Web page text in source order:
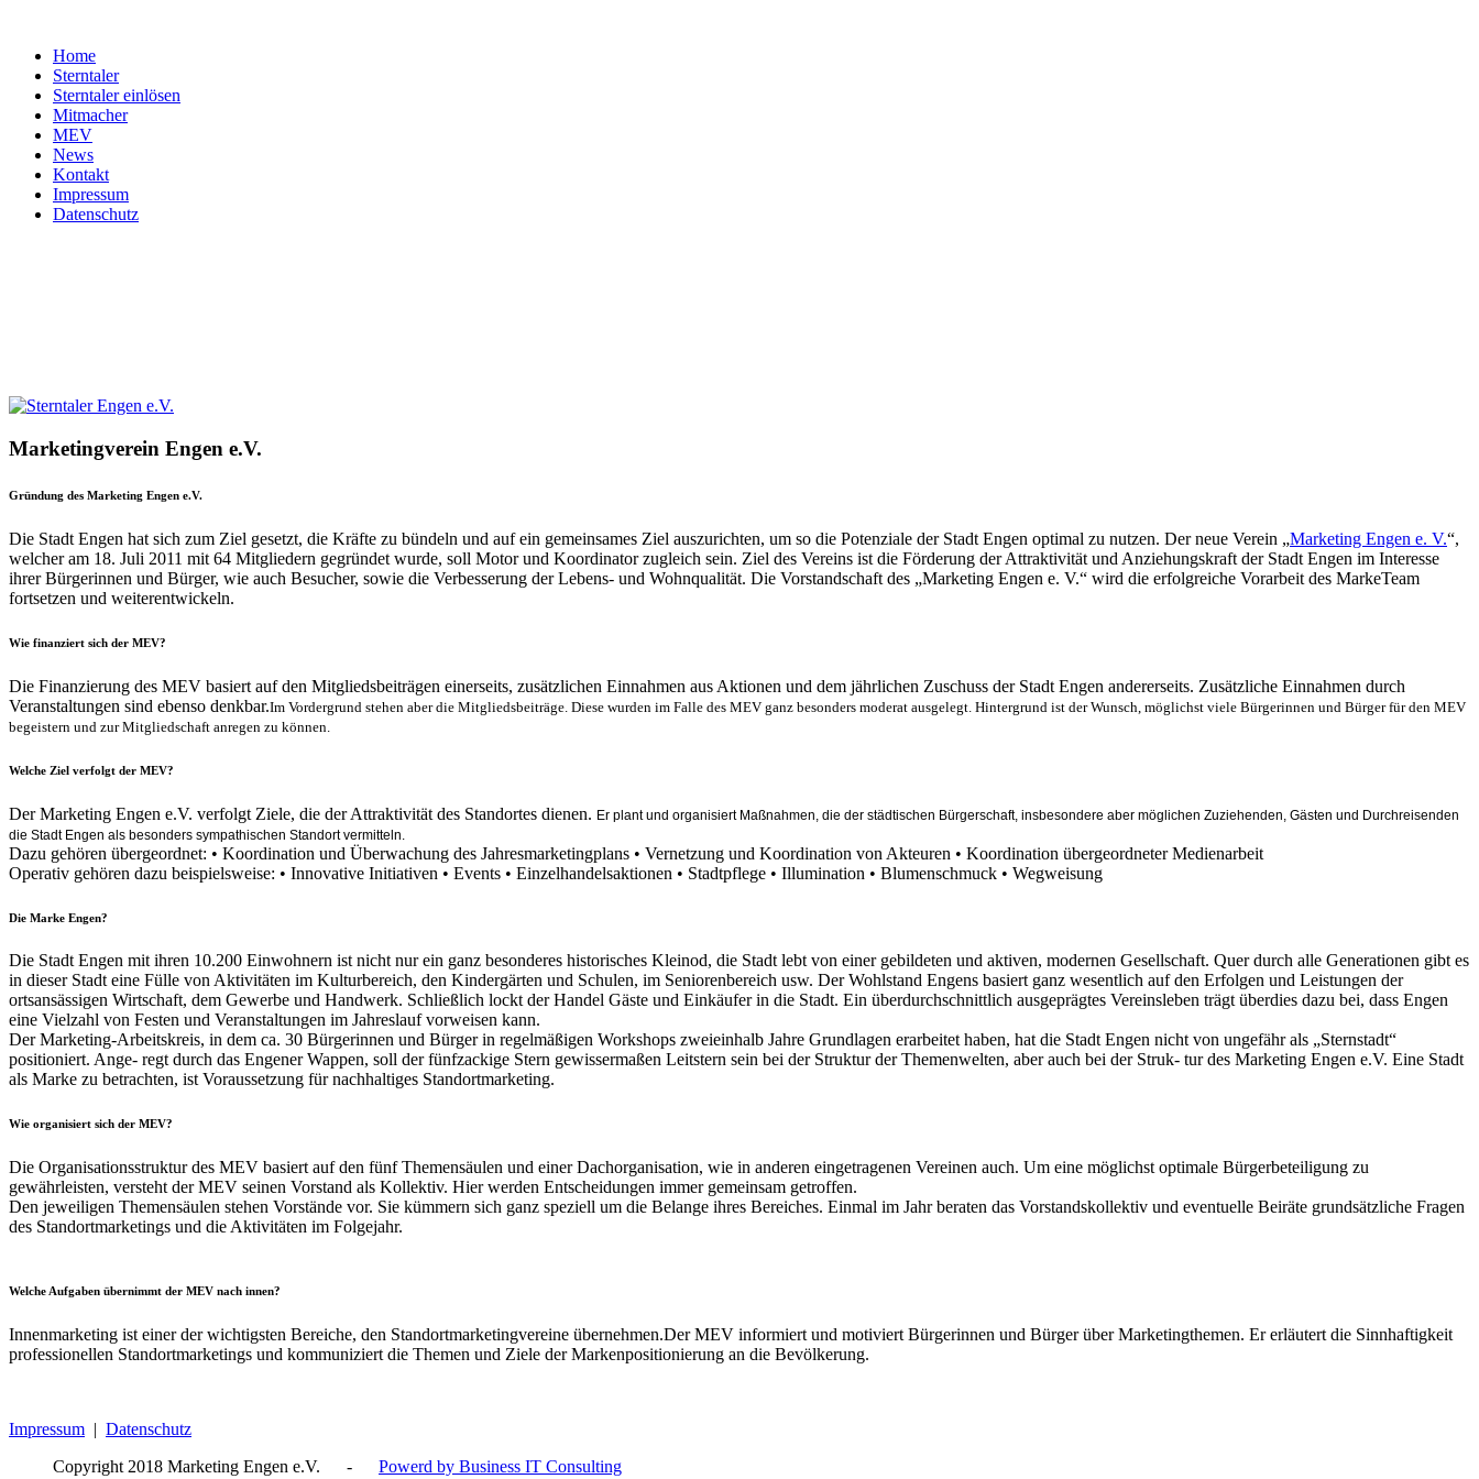
Home
Sterntaler
Sterntaler einlösen
Mitmacher
MEV
News
Kontakt
Impressum
Datenschutz
Marketingverein Engen e.V.
Gründung des Marketing Engen e.V.
Die Stadt Engen hat sich zum Ziel gesetzt, die Kräfte zu bündeln und auf ein gemeinsames Ziel auszurichten, um so die Potenziale der Stadt Engen optimal zu nutzen. Der neue Verein „Marketing Engen e. V.“,
welcher am 18. Juli 2011 mit 64 Mitgliedern gegründet wurde, soll Motor und Koordinator zugleich sein. Ziel des Vereins ist die Förderung der Attraktivität und Anziehungskraft der Stadt Engen im Interesse
ihrer Bürgerinnen und Bürger, wie auch Besucher, sowie die Verbesserung der Lebens- und Wohnqualität. Die Vorstandschaft des „Marketing Engen e. V.“ wird die erfolgreiche Vorarbeit des MarkeTeam
fortsetzen und weiterentwickeln.
Wie finanziert sich der MEV?
Die Finanzierung des MEV basiert auf den Mitgliedsbeiträgen einerseits, zusätzlichen Einnahmen aus Aktionen und dem jährlichen Zuschuss der Stadt Engen andererseits. Zusätzliche Einnahmen durch
Veranstaltungen sind ebenso denkbar.Im Vordergrund stehen aber die Mitgliedsbeiträge. Diese wurden im Falle des MEV ganz besonders moderat ausgelegt. Hintergrund ist der Wunsch, möglichst viele Bürgerinnen und Bürger für den MEV
begeistern und zur Mitgliedschaft anregen zu können.
Welche Ziel verfolgt der MEV?
Der Marketing Engen e.V. verfolgt Ziele, die der Attraktivität des Standortes dienen. Er plant und organisiert Maßnahmen, die der städtischen Bürgerschaft, insbesondere aber möglichen Zuziehenden, Gästen und Durchreisenden
die Stadt Engen als besonders sympathischen Standort vermitteln.
Dazu gehören übergeordnet: • Koordination und Überwachung des Jahresmarketingplans • Vernetzung und Koordination von Akteuren • Koordination übergeordneter Medienarbeit
Operativ gehören dazu beispielsweise: • Innovative Initiativen • Events • Einzelhandelsaktionen • Stadtpflege • Illumination • Blumenschmuck • Wegweisung
Die Marke Engen?
Die Stadt Engen mit ihren 10.200 Einwohnern ist nicht nur ein ganz besonderes historisches Kleinod, die Stadt lebt von einer gebildeten und aktiven, modernen Gesellschaft. Quer durch alle Generationen gibt es
in dieser Stadt eine Fülle von Aktivitäten im Kulturbereich, den Kindergärten und Schulen, im Seniorenbereich usw. Der Wohlstand Engens basiert ganz wesentlich auf den Erfolgen und Leistungen der
ortsansässigen Wirtschaft, dem Gewerbe und Handwerk. Schließlich lockt der Handel Gäste und Einkäufer in die Stadt. Ein überdurchschnittlich ausgeprägtes Vereinsleben trägt überdies dazu bei, dass Engen
eine Vielzahl von Festen und Veranstaltungen im Jahreslauf vorweisen kann.
Der Marketing-Arbeitskreis, in dem ca. 30 Bürgerinnen und Bürger in regelmäßigen Workshops zweieinhalb Jahre Grundlagen erarbeitet haben, hat die Stadt Engen nicht von ungefähr als „Sternstadt“
positioniert. Ange- regt durch das Engener Wappen, soll der fünfzackige Stern gewissermaßen Leitstern sein bei der Struktur der Themenwelten, aber auch bei der Struk- tur des Marketing Engen e.V. Eine Stadt
als Marke zu betrachten, ist Voraussetzung für nachhaltiges Standortmarketing.
Wie organisiert sich der MEV?
Die Organisationsstruktur des MEV basiert auf den fünf Themensäulen und einer Dachorganisation, wie in anderen eingetragenen Vereinen auch. Um eine möglichst optimale Bürgerbeteiligung zu
gewährleisten, versteht der MEV seinen Vorstand als Kollektiv. Hier werden Entscheidungen immer gemeinsam getroffen.
Den jeweiligen Themensäulen stehen Vorstände vor. Sie kümmern sich ganz speziell um die Belange ihres Bereiches. Einmal im Jahr beraten das Vorstandskollektiv und eventuelle Beiräte grundsätzliche Fragen
des Standortmarketings und die Aktivitäten im Folgejahr.
Welche Aufgaben übernimmt der MEV nach innen?
Innenmarketing ist einer der wichtigsten Bereiche, den Standortmarketingvereine übernehmen.Der MEV informiert und motiviert Bürgerinnen und Bürger über Marketingthemen. Er erläutert die Sinnhaftigkeit
professionellen Standortmarketings und kommuniziert die Themen und Ziele der Markenpositionierung an die Bevölkerung.
Impressum | Datenschutz
Copyright 2018 Marketing Engen e.V. - Powerd by Business IT Consulting